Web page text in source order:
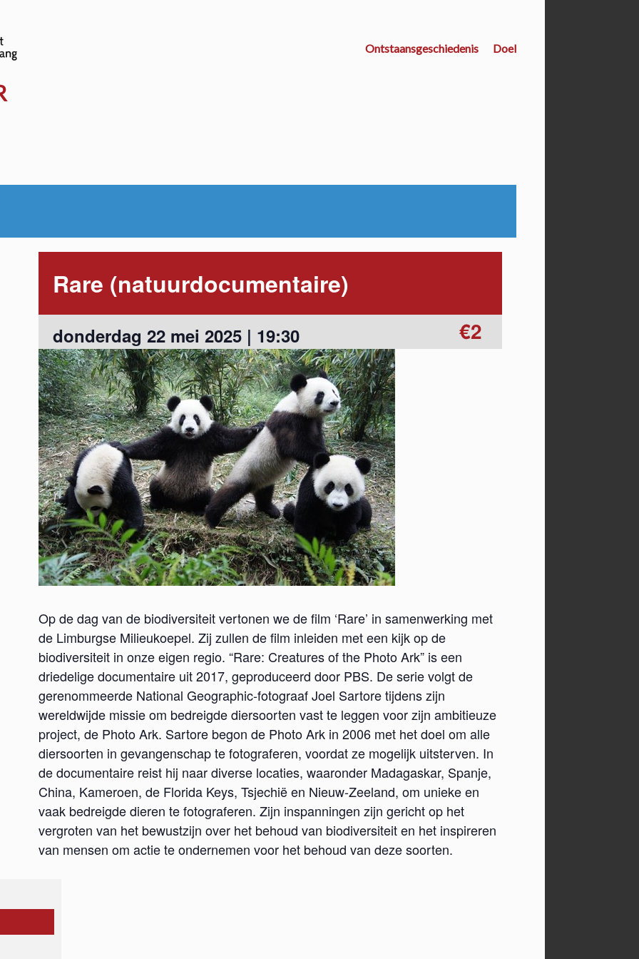
kalender.be
Ontstaansgeschiedenis Doel
Rare (natuurdocumentaire)
donderdag 22 mei 2025 | 19:30 €2
Op de dag van de biodiversiteit vertonen we de film ‘Rare’ in samenwerking met
de Limburgse Milieukoepel. Zij zullen de film inleiden met een kijk op de
biodiversiteit in onze eigen regio. “Rare: Creatures of the Photo Ark” is een
driedelige documentaire uit 2017, geproduceerd door PBS. De serie volgt de
gerenommeerde National Geographic-fotograaf Joel Sartore tijdens zijn
wereldwijde missie om bedreigde diersoorten vast te leggen voor zijn ambitieuze
project, de Photo Ark. Sartore begon de Photo Ark in 2006 met het doel om alle
diersoorten in gevangenschap te fotograferen, voordat ze mogelijk uitsterven. In
de documentaire reist hij naar diverse locaties, waaronder Madagaskar, Spanje,
China, Kameroen, de Florida Keys, Tsjechië en Nieuw-Zeeland, om unieke en
vaak bedreigde dieren te fotograferen. Zijn inspanningen zijn gericht op het
vergroten van het bewustzijn over het behoud van biodiversiteit en het inspireren
van mensen om actie te ondernemen voor het behoud van deze soorten.